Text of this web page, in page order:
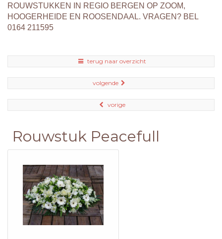
ROUWSTUKKEN IN REGIO BERGEN OP ZOOM,
HOOGERHEIDE EN ROOSENDAAL. VRAGEN? BEL
0164 211595
terug naar overzicht
volgende
vorige
Rouwstuk Peacefull